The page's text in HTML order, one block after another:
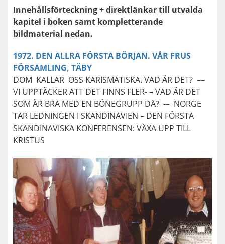
Innehållsförteckning + direktlänkar till utvalda
kapitel i boken samt kompletterande
bildmaterial nedan.
1972. DEN ALLRA FÖRSTA BÖRJAN. VÅR FRUS
FÖRSAMLING, TÄBY
DOM KALLAR OSS KARISMATISKA. VAD ÄR DET? ––
VI UPPTÄCKER ATT DET FINNS FLER- – VAD ÄR DET
SOM ÄR BRA MED EN BÖNEGRUPP DÅ? -– NORGE
TAR LEDNINGEN I SKANDINAVIEN – DEN FÖRSTA
SKANDINAVISKA KONFERENSEN: VÄXA UPP TILL
KRISTUS